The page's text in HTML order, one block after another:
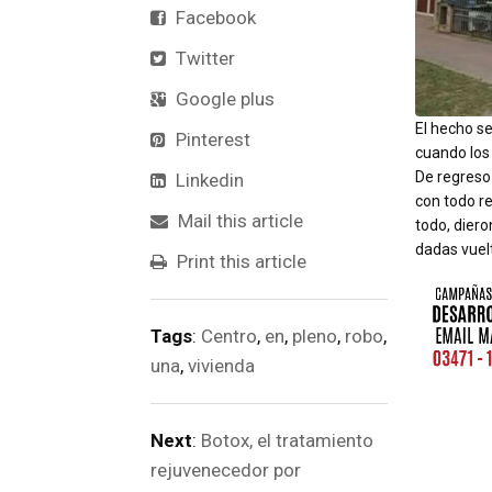
El hecho
cuando
De
con todo
todo,
dadas
Facebook
Twitter
Google plus
Pinterest
Linkedin
Mail this article
Print this article
Tags: Centro, en, pleno, robo,
una, vivienda
Next: Botox, el tratamiento
rejuvenecedor por